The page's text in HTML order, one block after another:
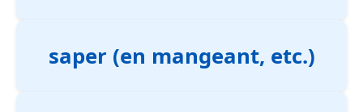
saper (en mangeant, etc.)